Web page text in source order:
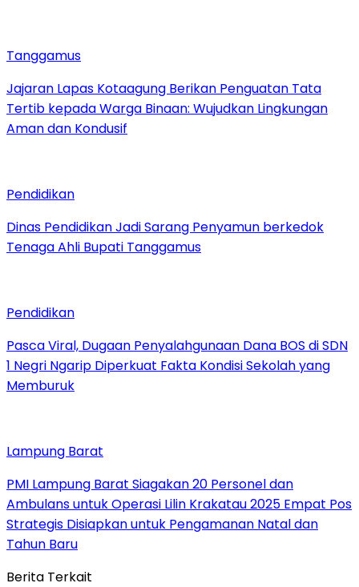
Tanggamus
Jajaran Lapas Kotaagung Berikan Penguatan Tata
Tertib kepada Warga Binaan: Wujudkan Lingkungan
Aman dan Kondusif
Pendidikan
Dinas Pendidikan Jadi Sarang Penyamun berkedok
Tenaga Ahli Bupati Tanggamus
Pendidikan
Pasca Viral, Dugaan Penyalahgunaan Dana BOS di SDN
1 Negri Ngarip Diperkuat Fakta Kondisi Sekolah yang
Memburuk
Lampung Barat
PMI Lampung Barat Siagakan 20 Personel dan
Ambulans untuk Operasi Lilin Krakatau 2025 Empat Pos
Strategis Disiapkan untuk Pengamanan Natal dan
Tahun Baru
Berita Terkait